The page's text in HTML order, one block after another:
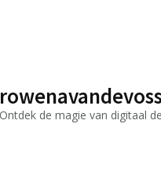
Ontdek de magie van digitaal